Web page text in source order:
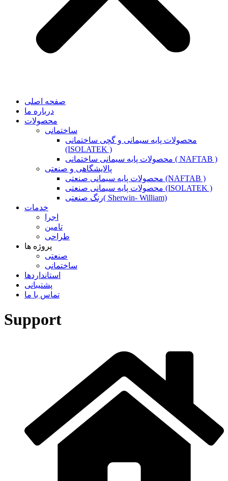
صفحه اصلی
درباره ما
محصولات
ساختمانی
محصولات پایه سیمانی و گچی ساختمانی
(ISOLATEK )
محصولات پایه سیمانی ساختمانی ( NAFTAB )
پالایشگاهی و صنعتی
محصولات پایه سیمانی صنعتی (NAFTAB )
محصولات پایه سیمانی صنعتی (ISOLATEK )
رنگ صنعتی( Sherwin- William)
خدمات
اجرا
تامین
طراحی
پروژه ها
صنعتی
ساختمانی
استانداردها
پشتیبانی
تماس با ما
Support